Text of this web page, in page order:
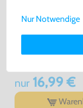
Mario Kart 7
DE Version,
nur16,99 €
Weitere
Deinen
Nur Notwendige